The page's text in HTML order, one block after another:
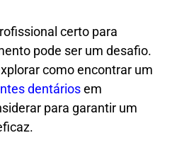
certo para
pode ser um desafio.
como encontrar um
dentáriosem
para garantir um